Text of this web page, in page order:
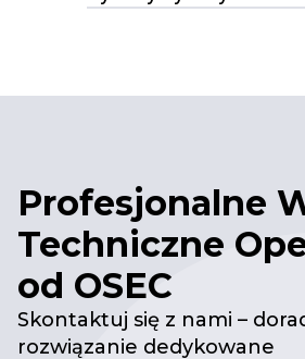
Profesjonalne
Techniczne
od OSEC
Skontaktuj się z nami –
rozwiązanie dedykowane